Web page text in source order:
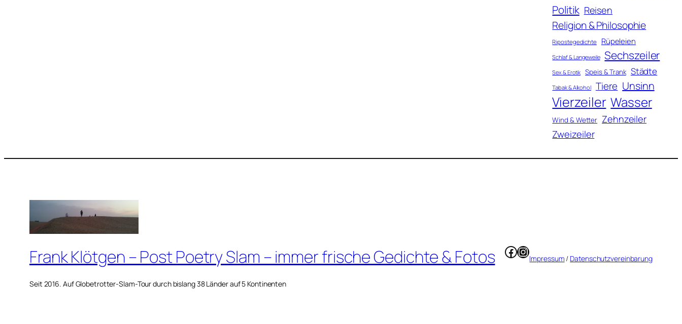
Politik Reisen
Religion & Philosophie
Ripostegedichte Rüpeleien
Schlaf & Langeweile Sechszeiler
Sex & Erotik Speis & Trank Städte
Tabak & Alkohol Tiere Unsinn
Vierzeiler Wasser
Wind & Wetter Zehnzeiler
Zweizeiler
Frank Klötgen – Post Poetry Slam – immer frische Gedichte & Fotos
Seit 2016. Auf Globetrotter-Slam-Tour durch bislang 38 Länder auf 5 Kontinenten
Facebook
Instagram
Impressum / Datenschutzvereinbarung